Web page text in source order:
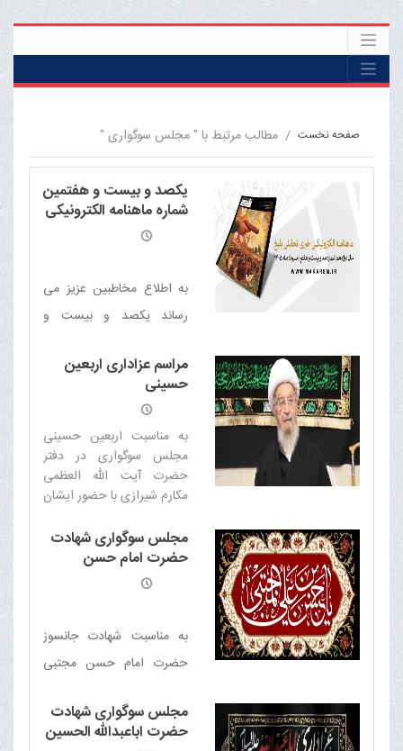
صفحه نخست مطالب مرتبط با " مجلس سوگواری "
یکصد و بیست و هفتمین
شماره ماهنامه الکترونیکی
خبری - تحلیلی بلیغ
به اطلاع مخاطبین عزیز می
رساند یکصد و بیست و
الکترونیکی خبری - تحلیلی
بلیغ (مرداد 1405) منتشر شد.
مراسم عزاداری اربعین
حسینی
به مناسبت اربعین حسینی
مجلس سوگواری در دفتر
حضرت آیت الله العظمی
مکارم شیرازی با حضور ایشان
مجلس سوگواری شهادت
حضرت امام حسن
مجتبی علیه السلام
به مناسبت شهادت جانسوز
حضرت امام حسن مجتبی
برقرار است.
مجلس سوگواری شهادت
حضرت اباعبدالله الحسین